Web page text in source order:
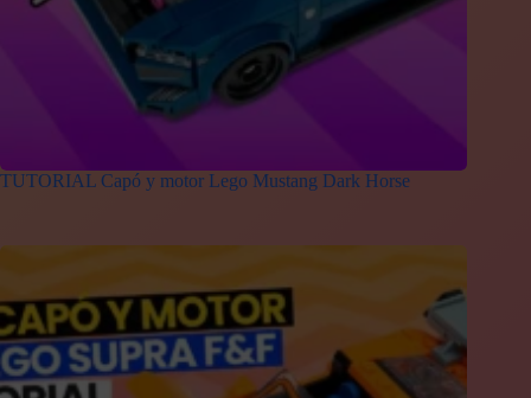
TUTORIAL Capó y motor Lego Mustang Dark Horse